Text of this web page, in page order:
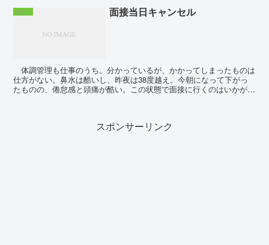
わたし 面接当日キャンセル
体調管理も仕事のうち。分かっているが、かかってしまったものは
仕方がない。鼻水は酷いし、昨夜は38度越え。今朝になって下がっ
たものの、倦怠感と頭痛が酷い。この状態で面接に行くのはいかがな
スポンサーリンク